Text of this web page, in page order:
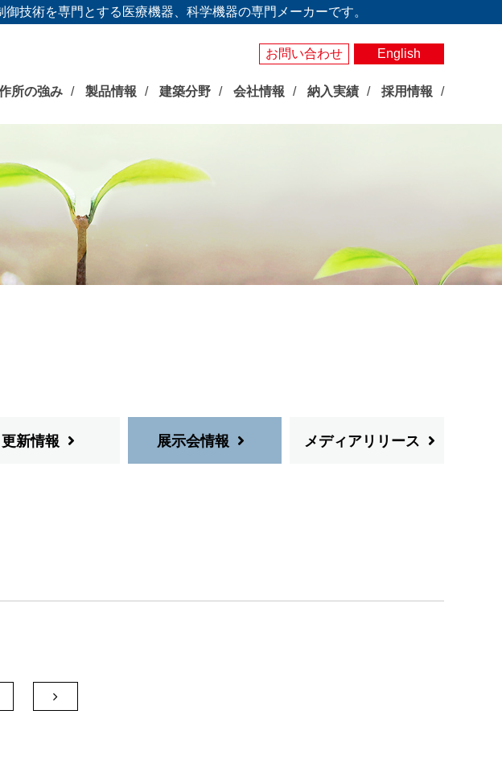
技術を専門とする医療機器、科学機器の専門メーカーです。
お問い合わせ English
所の強み 製品情報 建築分野 会社情報 納入実績 採用情報
更新情報 展示会情報 メディアリリース
